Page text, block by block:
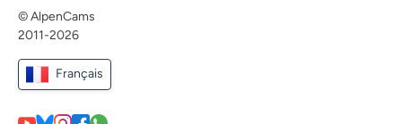
© AlpenCams
2011-2026
Français